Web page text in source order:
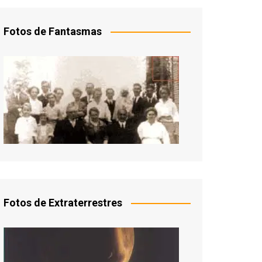
Fotos de Fantasmas
Fotos de Extraterrestres